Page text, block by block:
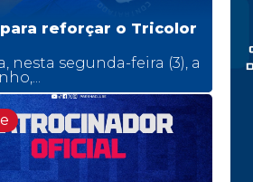
reforçar o Tricolor
nesta segunda-feira (3), a